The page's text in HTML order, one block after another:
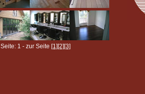
Seite: 1 - zur Seite [1] [2] [3]